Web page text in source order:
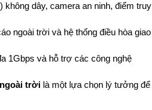
dây, camera an ninh, điểm truy
ngoài trời và hệ thống điều hòa giao
1Gbps và hỗ trợ các công nghệ
trờilà một lựa chọn lý tưởng để